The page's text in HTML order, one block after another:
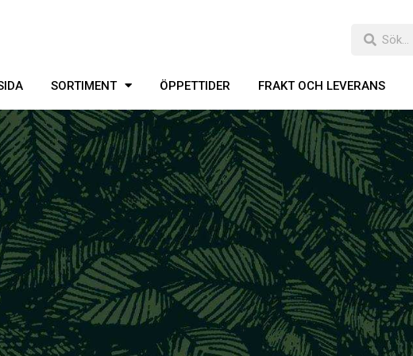
SORTIMENT ÖPPETTIDER FRAKT OCH LEVERANS